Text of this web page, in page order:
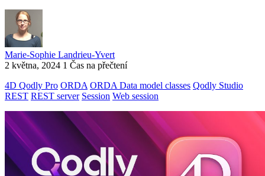
Marie-Sophie Landrieu-Yvert
2 května, 2024 1 Čas na přečtení
4D Qodly Pro ORDA ORDA Data model classes Qodly Studio
REST REST server Session Web session